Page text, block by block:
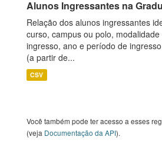
Alunos Ingressantes na
Relação dos alunos ingressantes
curso, campus ou polo,
ingresso, ano e período de
(a partir de...
CSV
Você também pode ter acesso a esses
(veja Documentação da API).